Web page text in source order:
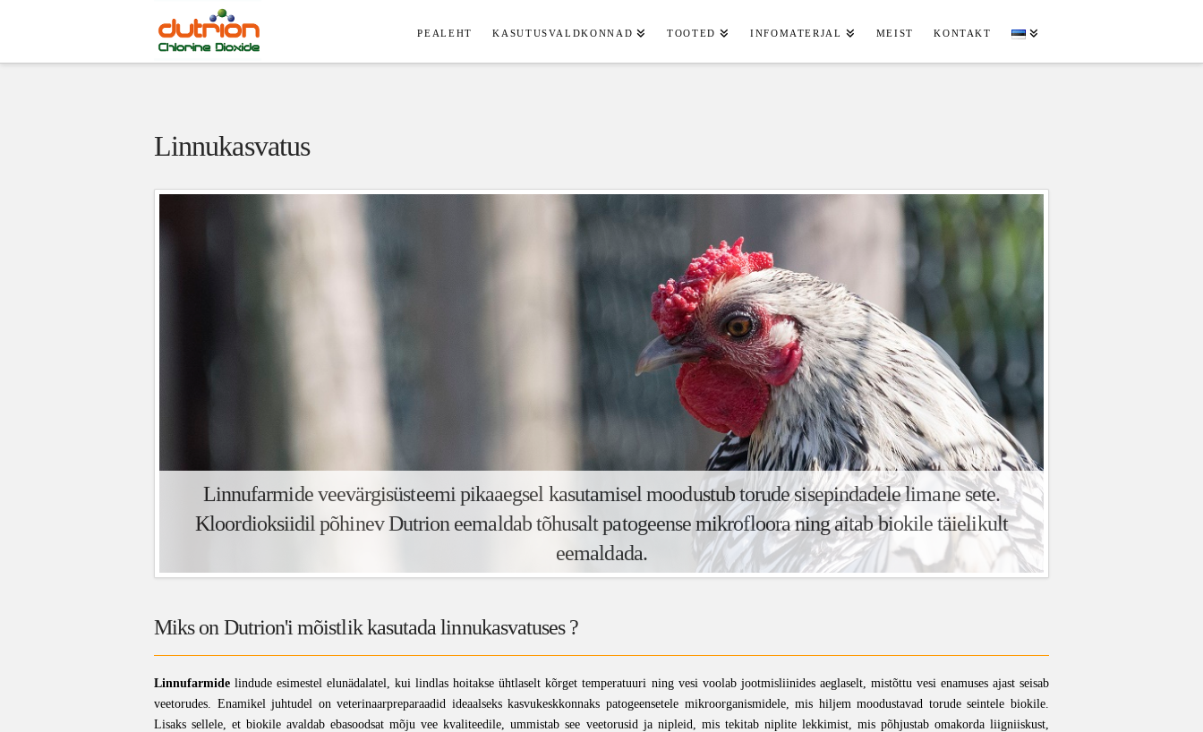
PEALEHT KASUTUSVALDKONNAD TOOTED INFOMATERJAL MEIST KONTAKT
Linnukasvatus
Linnufarmide veevärgisüsteemi pikaaegsel kasutamisel moodustub torude sisepindadele limane sete.
Kloordioksiidil põhinev Dutrion eemaldab tõhusalt patogeense mikrofloora ning aitab biokile täielikult
eemaldada.
Miks on Dutrion'i mõistlik kasutada linnukasvatuses ?
Linnufarmide lindude esimestel elunädalatel, kui lindlas hoitakse ühtlaselt kõrget temperatuuri ning vesi voolab jootmisliinides aeglaselt, mistõttu vesi enamuses ajast seisab
veetorudes. Enamikel juhtudel on veterinaarpreparaadid ideaalseks kasvukeskkonnaks patogeensetele mikroorganismidele, mis hiljem moodustavad torude seintele biokile.
Lisaks sellele, et biokile avaldab ebasoodsat mõju vee kvaliteedile, ummistab see veetorusid ja nipleid, mis tekitab niplite lekkimist, mis põhjustab omakorda liigniiskust,